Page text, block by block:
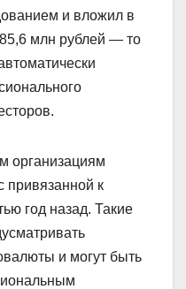
и вложил в
млн рублей — то
организациям
привязанной к
год назад. Такие
и могут быть